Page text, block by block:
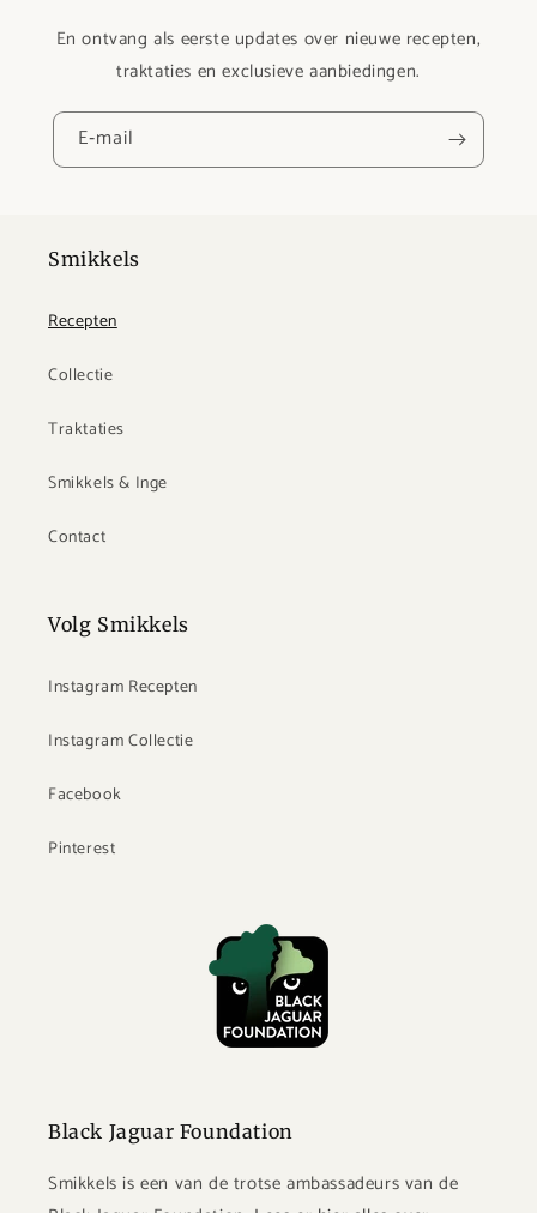
En ontvang als eerste updates over nieuwe recepten,
traktaties en exclusieve aanbiedingen.
E‑mail
Smikkels
Recepten
Collectie
Traktaties
Smikkels & Inge
Contact
Volg Smikkels
Instagram Recepten
Instagram Collectie
Facebook
Pinterest
Black Jaguar Foundation
Smikkels is een van de trotse ambassadeurs van de